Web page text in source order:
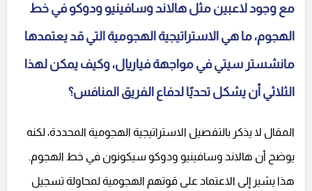
مع وجود لاعبين مثل هالاند وسافينيو ودوكو في خط
الهجوم، ما هي الاستراتيجية الهجومية التي قد يعتمدها
مانشستر سيتي في مواجهة فياريال، وكيف يمكن لهذا
الثلاثي أن يشكل تحديًا لدفاع الفريق المنافس؟
المقال لا يذكر بالتفصيل الاستراتيجية الهجومية المحددة، لكنه
يوضح أن هالاند وسافينيو ودوكو سيكونون في خط الهجوم.
هذا يشير إلى الاعتماد على قوتهم الهجومية لمحاولة تسجيل